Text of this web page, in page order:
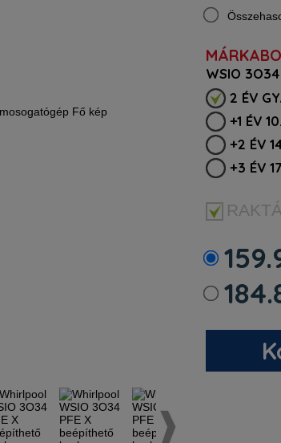
WSIO 3O34
2 ÉV
+1 ÉV
+2 ÉV
+3 ÉV